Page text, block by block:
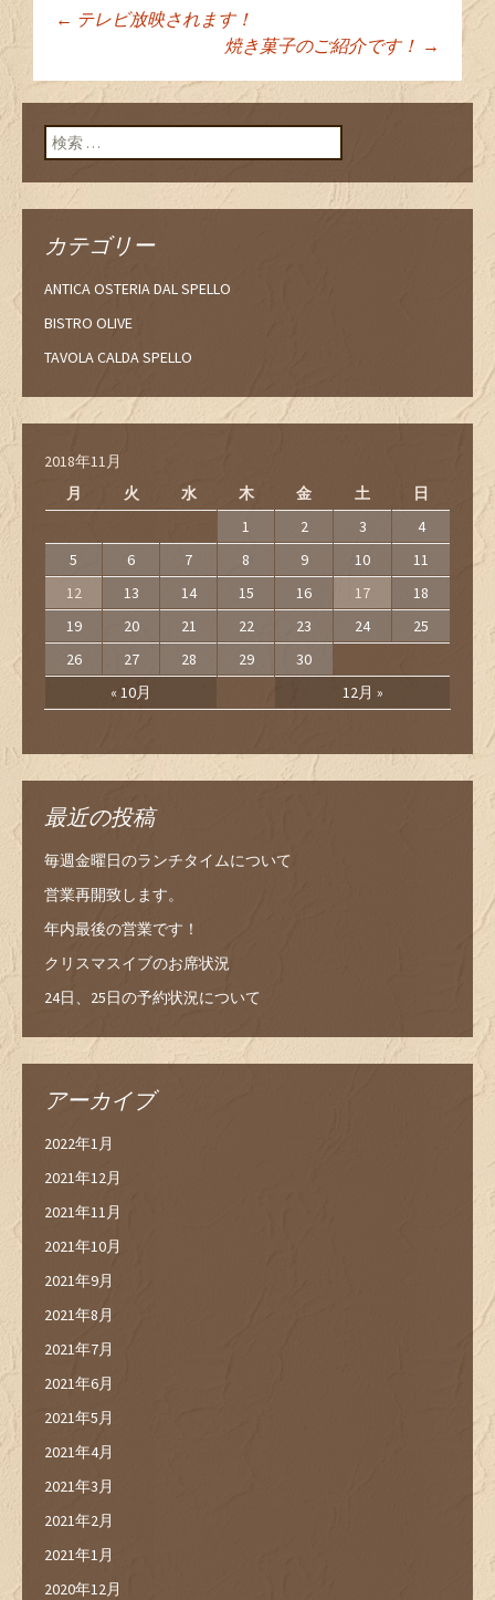
投稿ナビゲーショ
ン
← テレビ放映されます！
焼き菓子のご紹介です！ →
検索:
カテゴリー
ANTICA OSTERIA DAL SPELLO
BISTRO OLIVE
TAVOLA CALDA SPELLO
2018年11月
月
火 水 木 金 土 日
« 10月 12月 »
1 2 3
4
5
6 7 8 9 10
11
12
13 14 15 16 17
18
19
20 21 22 23 24
25
26
27 28 29 30
最近の投稿
毎週金曜日のランチタイムについて
営業再開致します。
年内最後の営業です！
クリスマスイブのお席状況
24日、25日の予約状況について
アーカイブ
2022年1月
2021年12月
2021年11月
2021年10月
2021年9月
2021年8月
2021年7月
2021年6月
2021年5月
2021年4月
2021年3月
2021年2月
2021年1月
2020年12月